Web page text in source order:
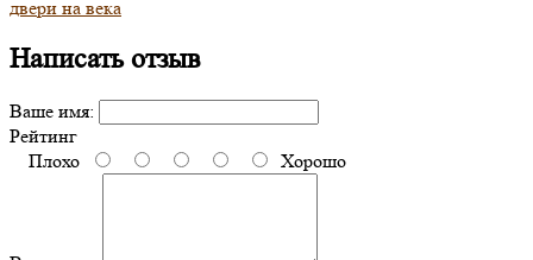
двери на века
Написать отзыв
Ваше имя:
Рейтинг
Плохо
Хорошо